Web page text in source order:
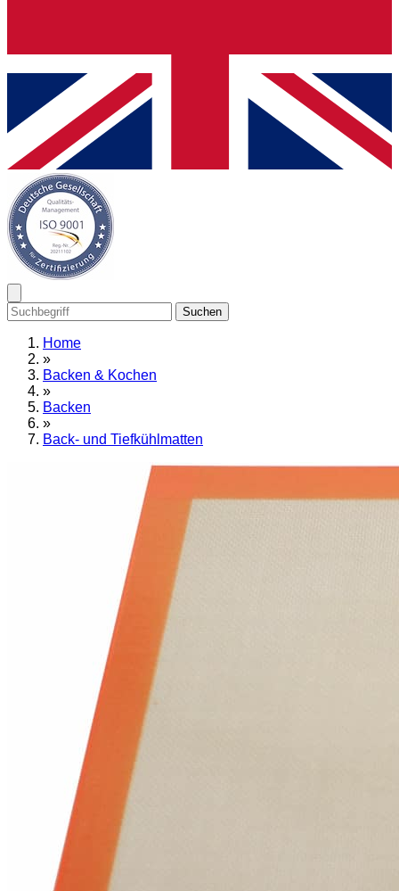
Suchen
Home
»
Backen & Kochen
»
Backen
»
Back- und Tiefkühlmatten